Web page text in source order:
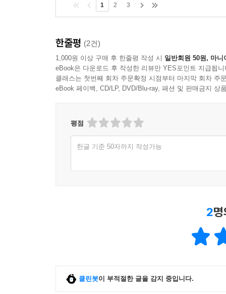
1 2 3
한줄평 (2건)
1,000원 이상 구매 후 한줄평 작성 시 일반회원 50원, 마니
eBook은 다운로드 후 작성한 리뷰만 YES포인트 지급됩니
클래스는 첫번째 회차 주문확정 시점부터 마지막 회차 주
eBook 페이백, CD/LP, DVD/Blu-ray, 패션 및 판매금지 상
평점
한글 기준 50자까지 작성가능
2
클린봇이 부적절한 글을 감지 중입니다.